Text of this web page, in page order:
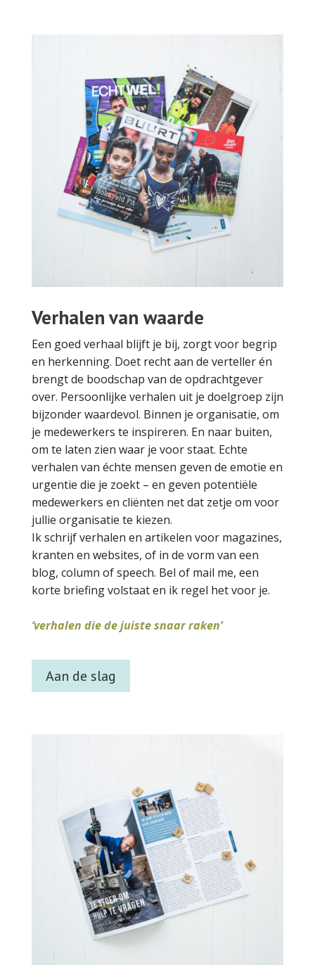
Verhalen van waarde
Een goed verhaal blijft je bij, zorgt voor begrip
en herkenning. Doet recht aan de verteller én
brengt de boodschap van de opdrachtgever
over. Persoonlijke verhalen uit je doelgroep zijn
bijzonder waardevol. Binnen je organisatie, om
je medewerkers te inspireren. En naar buiten,
om te laten zien waar je voor staat. Echte
verhalen van échte mensen geven de emotie en
urgentie die je zoekt – en geven potentiële
medewerkers en cliënten net dat zetje om voor
jullie organisatie te kiezen.
Ik schrijf verhalen en artikelen voor magazines,
kranten en websites, of in de vorm van een
blog, column of speech. Bel of mail me, een
korte briefing volstaat en ik regel het voor je.
‘verhalen die de juiste snaar raken’
Aan de slag